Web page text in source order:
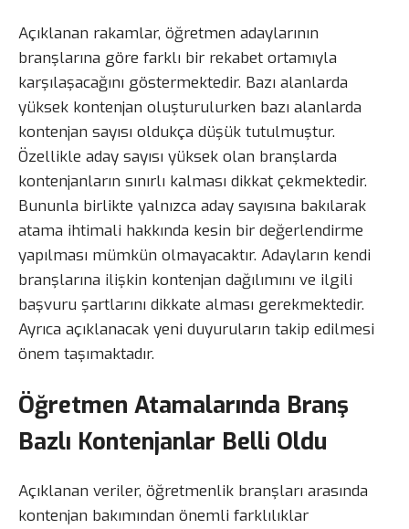
Açıklanan rakamlar, öğretmen adaylarının
branşlarına göre farklı bir rekabet ortamıyla
karşılaşacağını göstermektedir. Bazı alanlarda
yüksek kontenjan oluşturulurken bazı alanlarda
kontenjan sayısı oldukça düşük tutulmuştur.
Özellikle aday sayısı yüksek olan branşlarda
kontenjanların sınırlı kalması dikkat çekmektedir.
Bununla birlikte yalnızca aday sayısına bakılarak
atama ihtimali hakkında kesin bir değerlendirme
yapılması mümkün olmayacaktır. Adayların kendi
branşlarına ilişkin kontenjan dağılımını ve ilgili
başvuru şartlarını dikkate alması gerekmektedir.
Ayrıca açıklanacak yeni duyuruların takip edilmesi
önem taşımaktadır.
Öğretmen Atamalarında Branş
Bazlı Kontenjanlar Belli Oldu
Açıklanan veriler, öğretmenlik branşları arasında
kontenjan bakımından önemli farklılıklar